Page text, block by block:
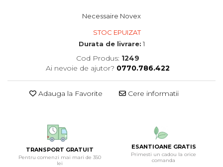
Necessaire Novex
STOC EPUIZAT
Durata de livrare: 1
Cod Produs: 1249
Ai nevoie de ajutor? 0770.786.422
Adauga la Favorite Cere informatii
TRANSPORT GRATUIT
Pentru comenzi mai mari de 350
lei
ESANTIOANE GRATIS
Primesti un cadou la orice
comanda